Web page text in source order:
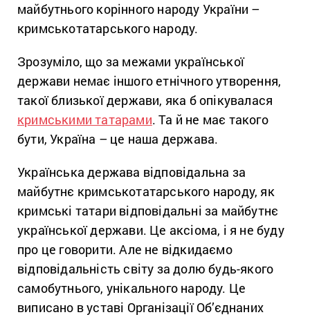
майбутнього корінного народу України –
кримськотатарського народу.
Зрозуміло, що за межами української
держави немає іншого етнічного утворення,
такої близької держави, яка б опікувалася
кримськими татарами. Та й не має такого
бути, Україна – це наша держава.
Українська держава відповідальна за
майбутнє кримськотатарського народу, як
кримські татари відповідальні за майбутнє
української держави. Це аксіома, і я не буду
про це говорити. Але не відкидаємо
відповідальність світу за долю будь-якого
самобутнього, унікального народу. Це
виписано в уставі Організації Об’єднаних